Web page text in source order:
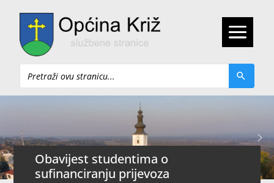
Pretraži
Obavijest studentima o
sufinanciranju prijevoza